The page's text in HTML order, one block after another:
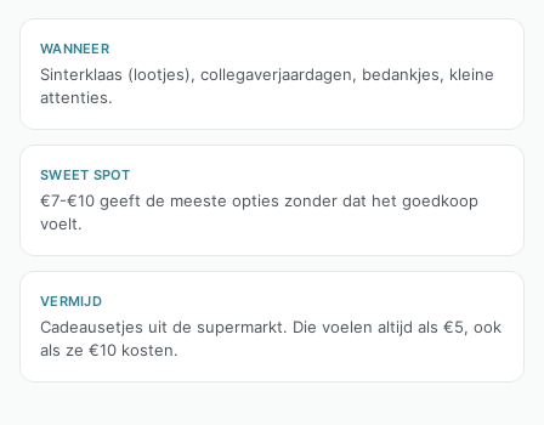
WANNEER
Sinterklaas (lootjes), collegaverjaardagen, bedankjes, kleine
attenties.
SWEET SPOT
€7-€10 geeft de meeste opties zonder dat het goedkoop
voelt.
VERMIJD
Cadeausetjes uit de supermarkt. Die voelen altijd als €5, ook
als ze €10 kosten.